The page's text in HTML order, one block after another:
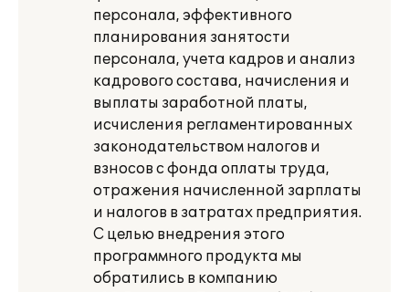
персонала, эффективного
планирования занятости
персонала, учета кадров и анализ
кадрового состава, начисления и
выплаты заработной платы,
исчисления регламентированных
законодательством налогов и
взносов с фонда оплаты труда,
отражения начисленной зарплаты
и налогов в затратах предприятия.
С целью внедрения этого
программного продукта мы
обратились в компанию